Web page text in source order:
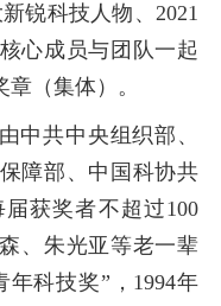
锐科技人物、2021
心成员与团队一起
（集体）。
中共中央组织部、
障部、中国科协共
获奖者不超过100
、朱光亚等老一辈
科技奖”，1994年